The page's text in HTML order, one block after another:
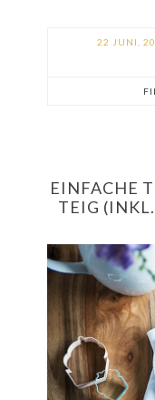
22 JUNI,
EINFACHE
TEIG